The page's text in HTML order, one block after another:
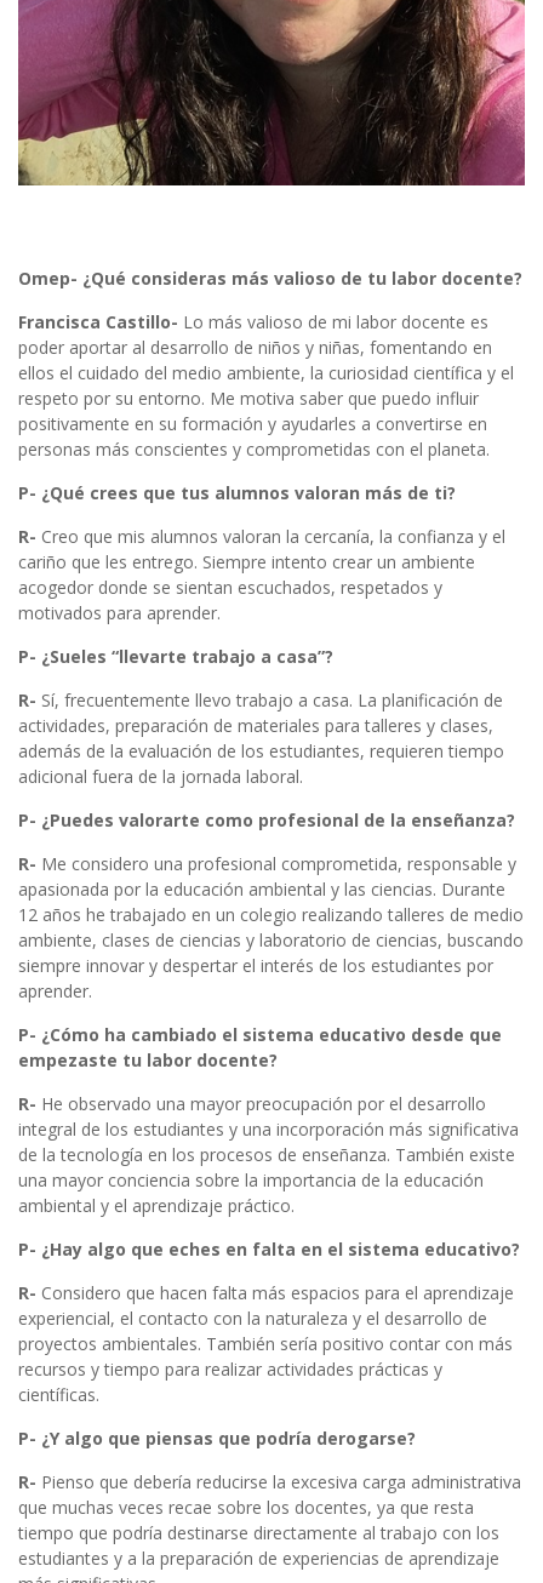
Omep- ¿Qué consideras más valioso de tu labor docente?
Francisca Castillo- Lo más valioso de mi labor docente es
poder aportar al desarrollo de niños y niñas, fomentando en
ellos el cuidado del medio ambiente, la curiosidad científica y el
respeto por su entorno. Me motiva saber que puedo influir
positivamente en su formación y ayudarles a convertirse en
personas más conscientes y comprometidas con el planeta.
P- ¿Qué crees que tus alumnos valoran más de ti?
R- Creo que mis alumnos valoran la cercanía, la confianza y el
cariño que les entrego. Siempre intento crear un ambiente
acogedor donde se sientan escuchados, respetados y
motivados para aprender.
P- ¿Sueles “llevarte trabajo a casa”?
R- Sí, frecuentemente llevo trabajo a casa. La planificación de
actividades, preparación de materiales para talleres y clases,
además de la evaluación de los estudiantes, requieren tiempo
adicional fuera de la jornada laboral.
P- ¿Puedes valorarte como profesional de la enseñanza?
R- Me considero una profesional comprometida, responsable y
apasionada por la educación ambiental y las ciencias. Durante
12 años he trabajado en un colegio realizando talleres de medio
ambiente, clases de ciencias y laboratorio de ciencias, buscando
siempre innovar y despertar el interés de los estudiantes por
aprender.
P- ¿Cómo ha cambiado el sistema educativo desde que
empezaste tu labor docente?
R- He observado una mayor preocupación por el desarrollo
integral de los estudiantes y una incorporación más significativa
de la tecnología en los procesos de enseñanza. También existe
una mayor conciencia sobre la importancia de la educación
ambiental y el aprendizaje práctico.
P- ¿Hay algo que eches en falta en el sistema educativo?
R- Considero que hacen falta más espacios para el aprendizaje
experiencial, el contacto con la naturaleza y el desarrollo de
proyectos ambientales. También sería positivo contar con más
recursos y tiempo para realizar actividades prácticas y
científicas.
P- ¿Y algo que piensas que podría derogarse?
R- Pienso que debería reducirse la excesiva carga administrativa
que muchas veces recae sobre los docentes, ya que resta
tiempo que podría destinarse directamente al trabajo con los
estudiantes y a la preparación de experiencias de aprendizaje